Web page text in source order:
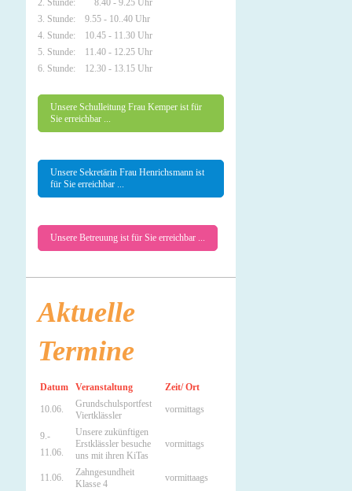
2. Stunde: 8.40 - 9.25 Uhr
3. Stunde: 9.55 - 10..40 Uhr
4. Stunde: 10.45 - 11.30 Uhr
5. Stunde: 11.40 - 12.25 Uhr
6. Stunde: 12.30 - 13.15 Uhr
Unsere Schulleitung Frau Kemper ist für
Sie erreichbar ...
Unsere Sekretärin Frau Henrichsmann ist
für Sie erreichbar ...
Unsere Betreuung ist für Sie erreichbar ...
Aktuelle
Termine
Datum Veranstaltung Zeit/ Ort
10.06.
Grundschulsportfest
Viertklässler
vormittags
9.-
11.06.
Unsere zukünftigen
Erstklässler besuche
uns mit ihren KiTas
vormittags
11.06.
Zahngesundheit
Klasse 4
vormittaags